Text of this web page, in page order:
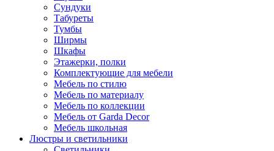
Сундуки
Табуреты
Тумбы
Ширмы
Шкафы
Этажерки, полки
Комплектующие для мебели
Мебель по стилю
Мебель по материалу
Мебель по коллекции
Мебель от Garda Decor
Мебель школьная
Люстры и светильники